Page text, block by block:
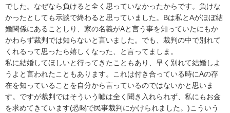
でした。なぜなら負けると全く思っていなかったからです。負けな
かったとしても示談で終わると思っていました。Bは私とAがほぼ結
婚関係にあることしり、家の名義がAと言う事を知っていたにもか
かわらず裁判では知らないと言いました。でも、裁判の中で別れて
くれるって思ったら嬉しくなった、と言ってましま。
私に結婚してほしいと行ってきたこともあり、早く別れて結婚しよ
うよと言われたこともあります。これは付き合っている時にAの存
在を知っていることを自分から言っているのではないかと思いま
す。ですが裁判ではそういう嘘は全く聞き入れられず、私にもお金
を求めてきています(恐喝で民事裁判にかけられました。)こういう